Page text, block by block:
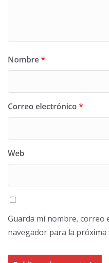
Nombre*
Correo electrónico *
Web
Guarda mi nombre, correo
navegador para la próxima